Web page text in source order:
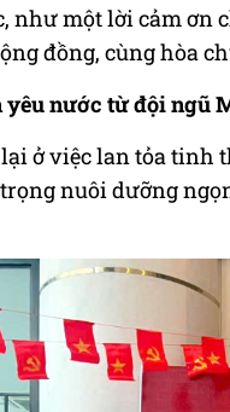
như một lời cảm ơn
đồng, cùng hòa
yêu nước từ đội ngũ
ở việc lan tỏa tinh
nuôi dưỡng